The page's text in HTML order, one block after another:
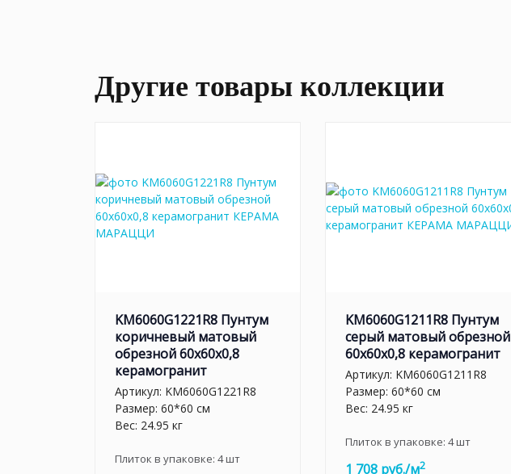
Другие товары коллекции
KM6060G1221R8 Пунтум
коричневый матовый
обрезной 60x60x0,8
керамогранит
Артикул: KM6060G1221R8
Размер: 60*60 см
Вес: 24.95 кг
Плиток в упаковке: 4шт
KM6060G1211R8 Пунтум
серый матовый обрезной
60x60x0,8 керамогранит
Артикул: KM6060G1211R8
Размер: 60*60 см
Вес: 24.95 кг
Плиток в упаковке: 4шт
1 708 руб./м2